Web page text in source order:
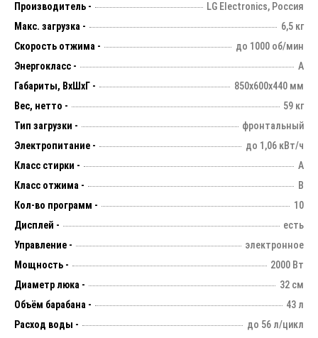
Производитель -
LG Electronics, Россия
Макс. загрузка -
6,5 кг
Скорость отжима -
до 1000 об/мин
Энергокласс -
А
Габариты, ВхШхГ -
850х600х440 мм
Вес, нетто -
59 кг
Тип загрузки -
фронтальный
Электропитание -
до 1,06 кВт/ч
Класс стирки -
А
Класс отжима -
B
Кол-во программ -
10
Дисплей -
есть
Управление -
электронное
Мощность -
2000 Вт
Диаметр люка -
32 см
Объём барабана -
43 л
Расход воды -
до 56 л/цикл